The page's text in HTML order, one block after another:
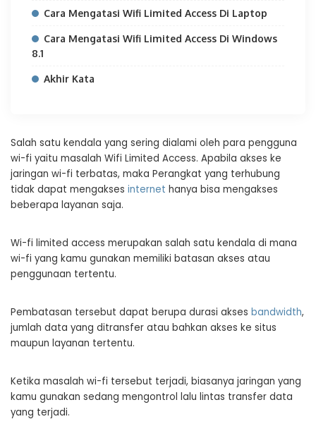
Cara Mengatasi Wifi Limited Access Di Laptop
Cara Mengatasi Wifi Limited Access Di Windows
8.1
Akhir Kata
Salah satu kendala yang sering dialami oleh para pengguna
wi-fi yaitu masalah Wifi Limited Access. Apabila akses ke
jaringan wi-fi terbatas, maka Perangkat yang terhubung
tidak dapat mengakses internet hanya bisa mengakses
beberapa layanan saja.
Wi-fi limited access merupakan salah satu kendala di mana
wi-fi yang kamu gunakan memiliki batasan akses atau
penggunaan tertentu.
Pembatasan tersebut dapat berupa durasi akses bandwidth,
jumlah data yang ditransfer atau bahkan akses ke situs
maupun layanan tertentu.
Ketika masalah wi-fi tersebut terjadi, biasanya jaringan yang
kamu gunakan sedang mengontrol lalu lintas transfer data
yang terjadi.